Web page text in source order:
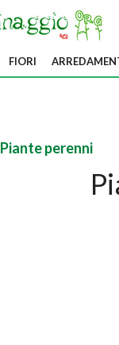
FIORI
Piante perenni